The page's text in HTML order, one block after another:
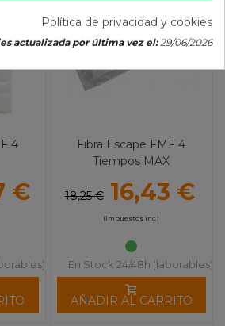
4
€
Fibra Escape FMF 4
Tiempos MAX
18,25 € 16,43 €
(impuestos inc.)
En Stock 24/48h (laborables)
AÑADIR AL CARRITO
Política de privacidad y cookies
actualizada por última vez el:29/06/2026